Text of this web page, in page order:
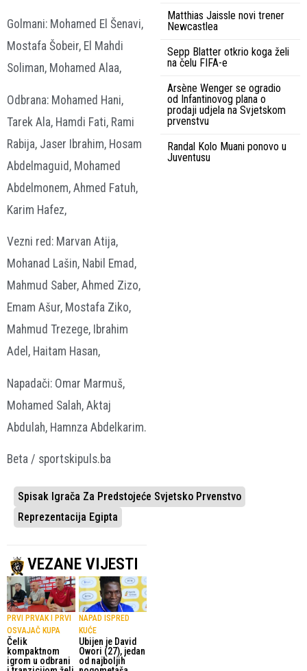
Golmani: Mohamed El Šenavi,
Mostafa Šobeir, El Mahdi
Soliman, Mohamed Alaa,
Odbrana: Mohamed Hani,
Tarek Ala, Hamdi Fati, Rami
Rabija, Jaser Ibrahim, Hosam
Abdelmaguid, Mohamed
Abdelmonem, Ahmed Fatuh,
Karim Hafez,
Vezni red: Marvan Atija,
Mohanad Lašin, Nabil Emad,
Mahmud Saber, Ahmed Zizo,
Emam Ašur, Mostafa Ziko,
Mahmud Trezege, Ibrahim
Adel, Haitam Hasan,
Napadači: Omar Marmuš,
Mohamed Salah, Aktaj
Abdulah, Hamnza Abdelkarim.
Beta / sportskipuls.ba
Spisak Igrača Za Predstojeće Svjetsko Prvenstvo
Reprezentacija Egipta
VEZANE VIJESTI
PRVI PRVAK I PRVI
OSVAJAČ KUPA
Čelik
kompaktnom
igrom u odbrani
NAPAD ISPRED
KUĆE
Ubijen je David
Owori (27), jedan
od najboljih
Matthias Jaissle novi trener
Newcastlea
Sepp Blatter otkrio koga želi
na čelu FIFA-e
Arsène Wenger se ogradio
od Infantinovog plana o
prodaji udjela na Svjetskom
prvenstvu
Randal Kolo Muani ponovo u
Juventusu